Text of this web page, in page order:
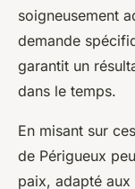
soigneusement
demande
garantit un
dans le temps.
En misant sur
de Périgueux
paix, adapté